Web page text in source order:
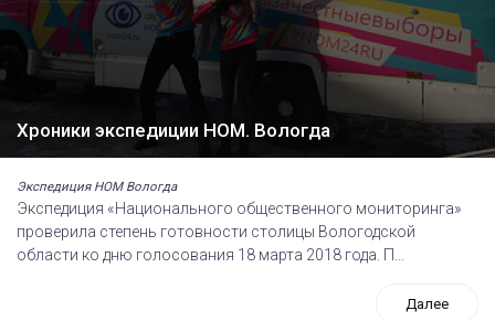
Хроники экспедиции НОМ. Вологда
Экспедиция НОМ Вологда
Экспедиция «Национального общественного мониторинга»
проверила степень готовности столицы Вологодской
области ко дню голосования 18 марта 2018 года. П...
Далее